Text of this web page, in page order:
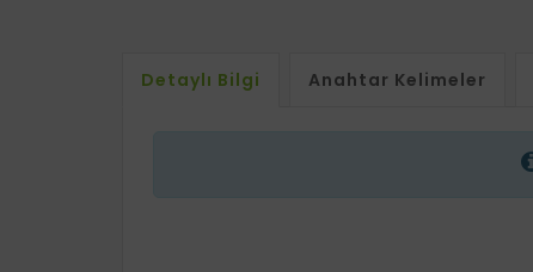
Detaylı Bilgi Anahtar Kelimeler